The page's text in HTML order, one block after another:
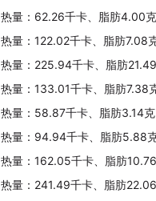
热量：62.26千卡、脂肪4.00
热量：122.02千卡、脂肪7.08
热量：225.94千卡、脂肪
热量：133.01千卡、脂肪7.38
热量：58.87千卡、脂肪3.14
热量：94.94千卡、脂肪5.88
热量：162.05千卡、脂肪
热量：241.49千卡、脂肪